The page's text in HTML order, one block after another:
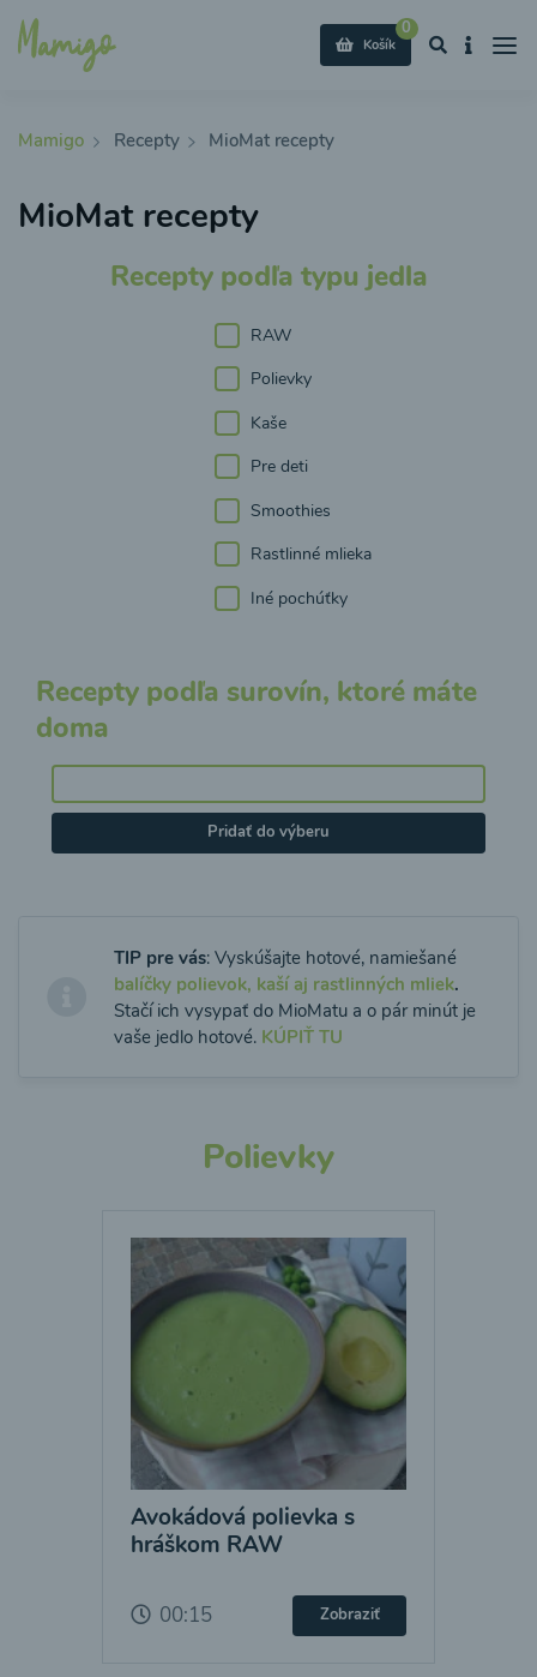
0
Košík
Mamigo Recepty MioMat recepty
MioMat recepty
Recepty podľa typu jedla
RAW
Polievky
Kaše
Pre deti
Smoothies
Rastlinné mlieka
Iné pochúťky
Recepty podľa surovín, ktoré máte
doma
Pridať do výberu
TIP pre vás: Vyskúšajte hotové, namiešané
balíčky polievok, kaší aj rastlinných mliek.
Stačí ich vysypať do MioMatu a o pár minút je
vaše jedlo hotové. KÚPIŤ TU
Polievky
Avokádová polievka s
hráškom RAW
00:15 Zobraziť